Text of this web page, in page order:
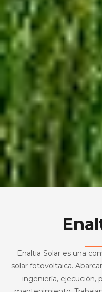
Enaltia Solar es una
solar fotovoltaica.
ingeniería, ejecución,